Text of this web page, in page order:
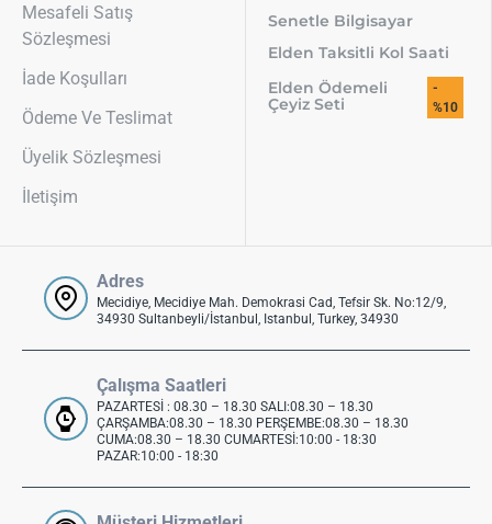
Mesafeli Satış
Sözleşmesi
İade Koşulları
Ödeme Ve Teslimat
Üyelik Sözleşmesi
İletişim
Senetle Bilgisayar
Elden Taksitli Kol Saati
Elden Ödemeli
Çeyiz Seti
-
%10
Adres
Mecidiye, Mecidiye Mah. Demokrasi Cad, Tefsir Sk. No:12/9,
34930 Sultanbeyli/İstanbul, Istanbul, Turkey, 34930
Çalışma Saatleri
PAZARTESİ : 08.30 – 18.30 SALI:08.30 – 18.30
ÇARŞAMBA:08.30 – 18.30 PERŞEMBE:08.30 – 18.30
CUMA:08.30 – 18.30 CUMARTESİ:10:00 - 18:30
PAZAR:10:00 - 18:30